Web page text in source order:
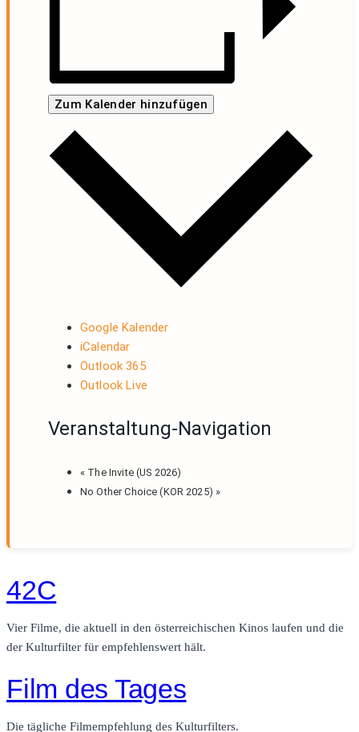
Zum Kalender hinzufügen
Google Kalender
iCalendar
Outlook 365
Outlook Live
Veranstaltung-Navigation
« The Invite (US 2026)
No Other Choice (KOR 2025) »
42C
Vier Filme, die aktuell in den österreichischen Kinos laufen und die
der Kulturfilter für empfehlenswert hält.
Film des Tages
Die tägliche Filmempfehlung des Kulturfilters.